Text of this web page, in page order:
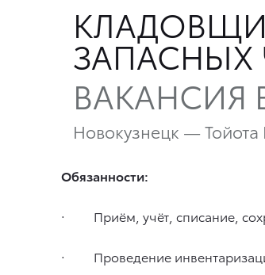
ЗАПАСНЫХ
ВАКАНСИЯ
Новокузнецк —
Обязанности:
· Приём, учёт, списание,
· Проведение